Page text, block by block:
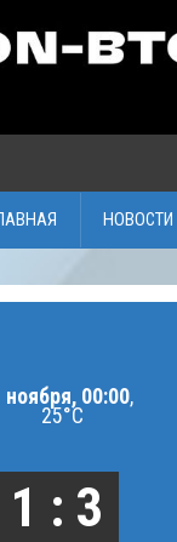
НОВОСТИ
ноября, 00:00,
25°C
1 : 3